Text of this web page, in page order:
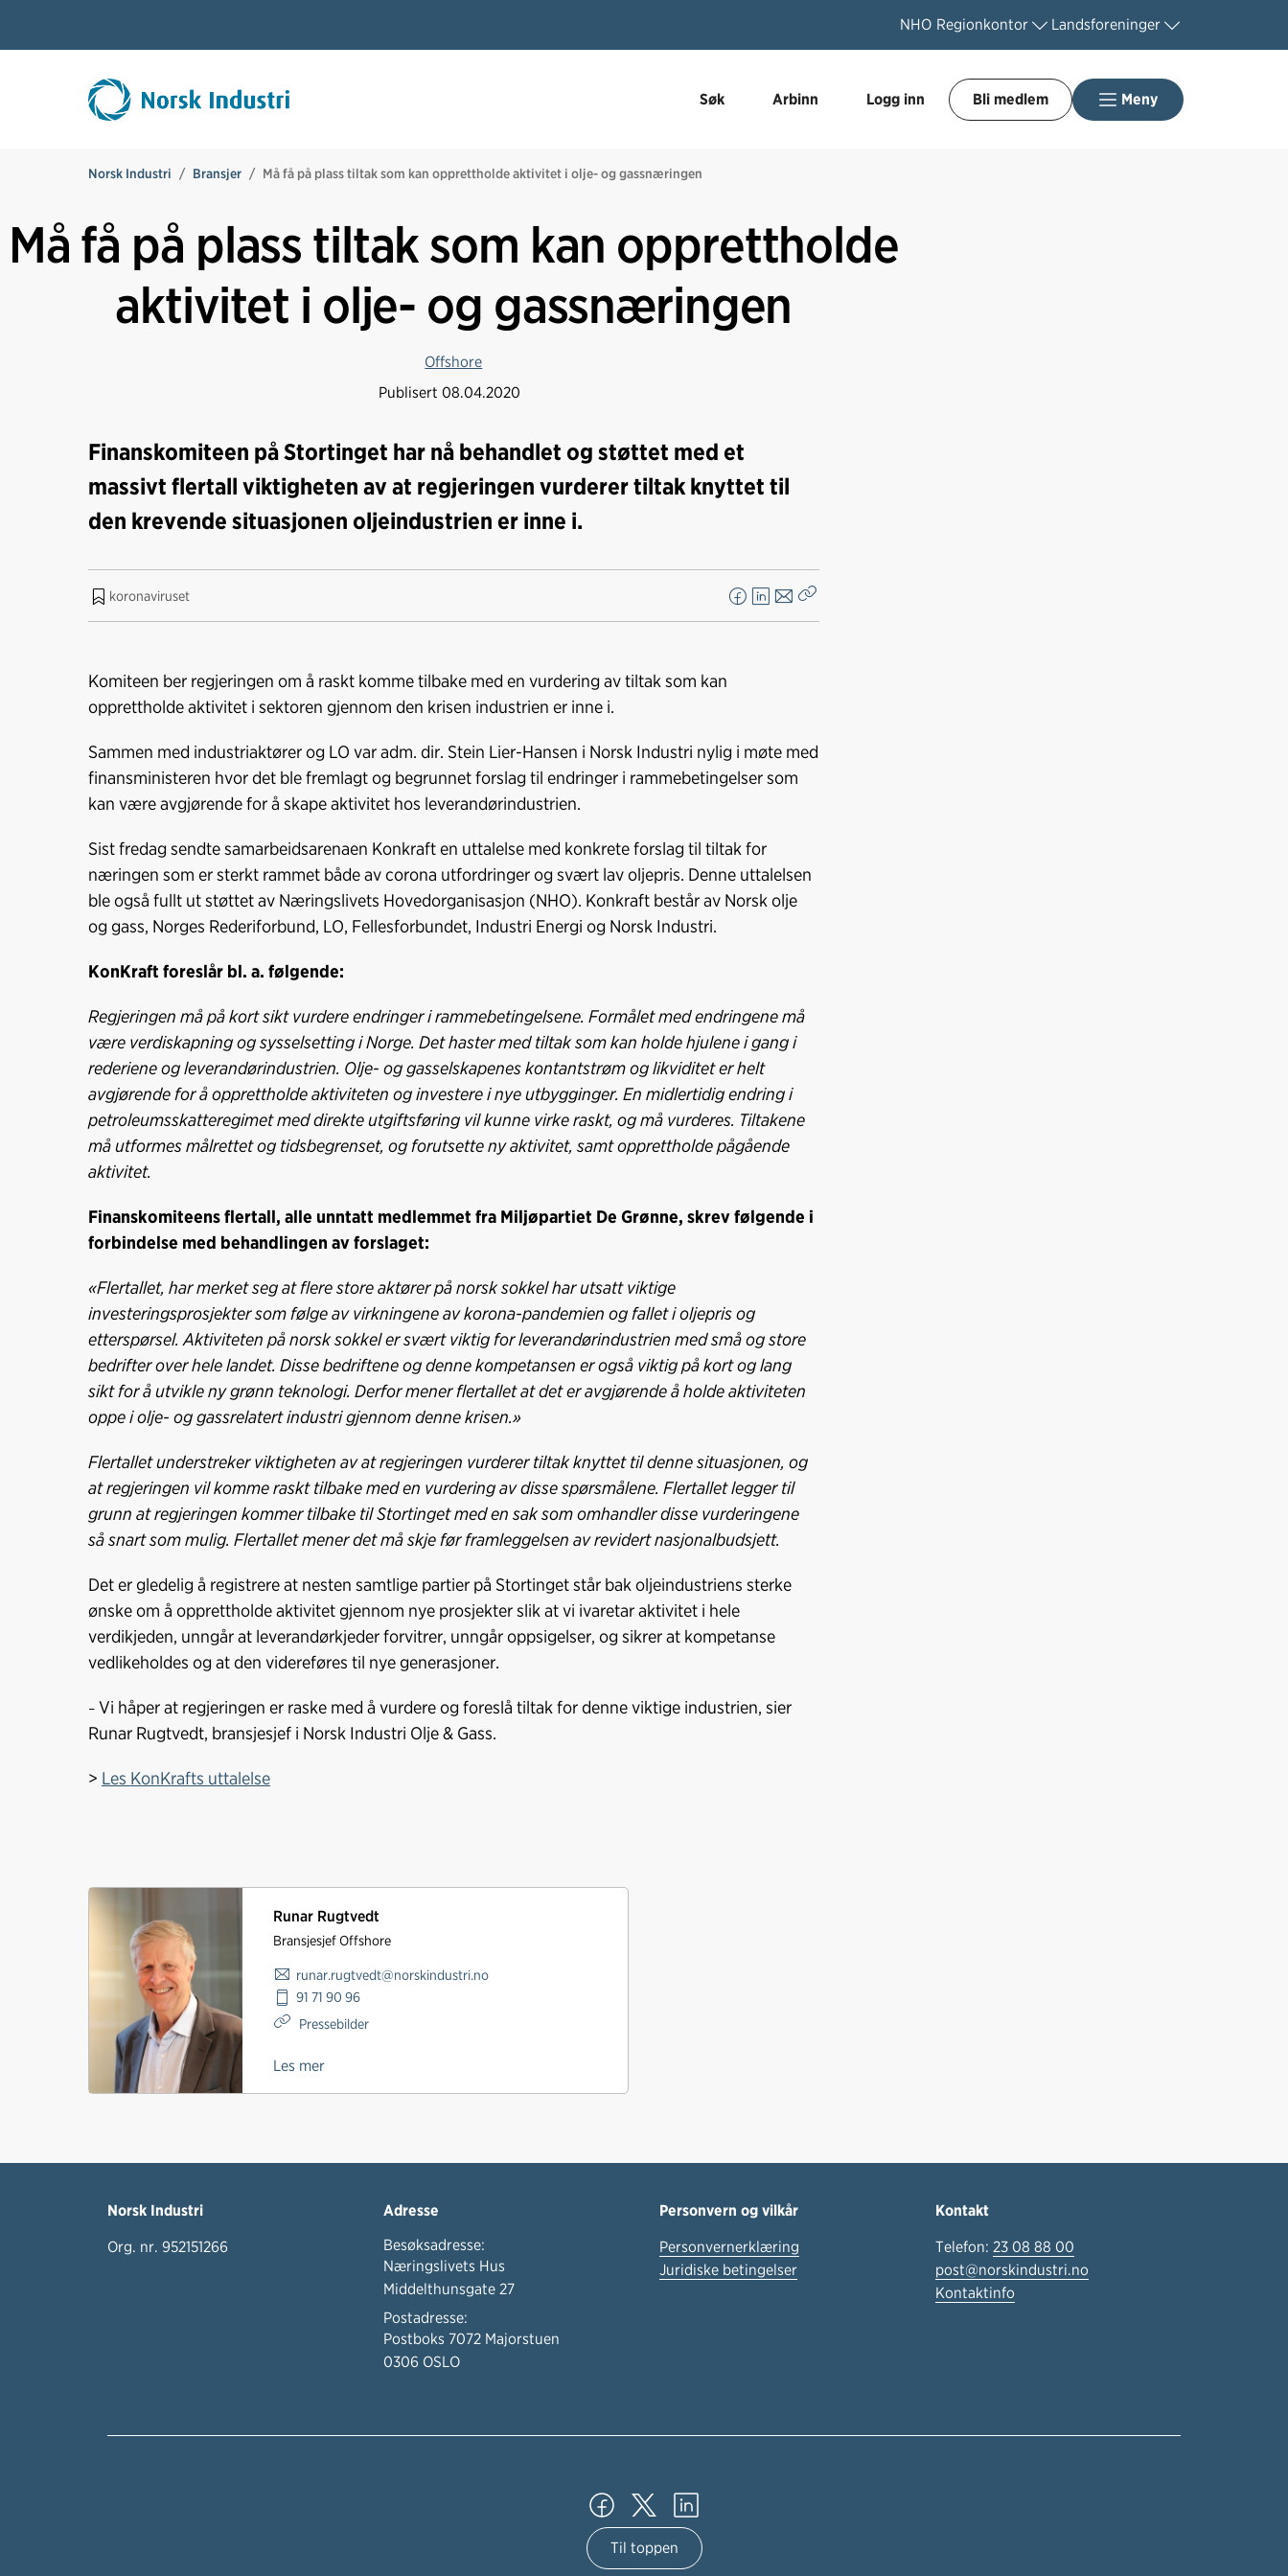
NHO Regionkontor Landsforeninger
Søk Arbinn Logg inn Bli medlem Meny
Norsk Industri Bransjer Må få på plass tiltak som kan opprettholde aktivitet i olje- og gassnæringen
Må få på plass tiltak som kan opprettholde
aktivitet i olje- og gassnæringen
Offshore
Publisert08.04.2020
Finanskomiteen på Stortinget har nå behandlet og støttet med et
massivt flertall viktigheten av at regjeringen vurderer tiltak knyttet til
den krevende situasjonen oljeindustrien er inne i.
koronaviruset
F
k
L
E
Komiteen ber regjeringen om å raskt komme tilbake med en vurdering av tiltak som kan
opprettholde aktivitet i sektoren gjennom den krisen industrien er inne i.
Sammen med industriaktører og LO var adm. dir. Stein Lier-Hansen i Norsk Industri nylig i møte med
finansministeren hvor det ble fremlagt og begrunnet forslag til endringer i rammebetingelser som
kan være avgjørende for å skape aktivitet hos leverandørindustrien.
Sist fredag sendte samarbeidsarenaen Konkraft en uttalelse med konkrete forslag til tiltak for
næringen som er sterkt rammet både av corona utfordringer og svært lav oljepris. Denne uttalelsen
ble også fullt ut støttet av Næringslivets Hovedorganisasjon (NHO). Konkraft består av Norsk olje
og gass, Norges Rederiforbund, LO, Fellesforbundet, Industri Energi og Norsk Industri.
KonKraft foreslår bl. a. følgende:
Regjeringen må på kort sikt vurdere endringer i rammebetingelsene. Formålet med endringene må
være verdiskapning og sysselsetting i Norge. Det haster med tiltak som kan holde hjulene i gang i
rederiene og leverandørindustrien. Olje- og gasselskapenes kontantstrøm og likviditet er helt
avgjørende for å opprettholde aktiviteten og investere i nye utbygginger. En midlertidig endring i
petroleumsskatteregimet med direkte utgiftsføring vil kunne virke raskt, og må vurderes. Tiltakene
må utformes målrettet og tidsbegrenset, og forutsette ny aktivitet, samt opprettholde pågående
aktivitet.
Finanskomiteens flertall, alle unntatt medlemmet fra Miljøpartiet De Grønne, skrev følgende i
forbindelse med behandlingen av forslaget:
«Flertallet, har merket seg at flere store aktører på norsk sokkel har utsatt viktige
investeringsprosjekter som følge av virkningene av korona-pandemien og fallet i oljepris og
etterspørsel. Aktiviteten på norsk sokkel er svært viktig for leverandørindustrien med små og store
bedrifter over hele landet. Disse bedriftene og denne kompetansen er også viktig på kort og lang
sikt for å utvikle ny grønn teknologi. Derfor mener flertallet at det er avgjørende å holde aktiviteten
oppe i olje- og gassrelatert industri gjennom denne krisen.»
Flertallet understreker viktigheten av at regjeringen vurderer tiltak knyttet til denne situasjonen, og
at regjeringen vil komme raskt tilbake med en vurdering av disse spørsmålene. Flertallet legger til
grunn at regjeringen kommer tilbake til Stortinget med en sak som omhandler disse vurderingene
så snart som mulig. Flertallet mener det må skje før framleggelsen av revidert nasjonalbudsjett.
Det er gledelig å registrere at nesten samtlige partier på Stortinget står bak oljeindustriens sterke
ønske om å opprettholde aktivitet gjennom nye prosjekter slik at vi ivaretar aktivitet i hele
verdikjeden, unngår at leverandørkjeder forvitrer, unngår oppsigelser, og sikrer at kompetanse
vedlikeholdes og at den videreføres til nye generasjoner.
– Vi håper at regjeringen er raske med å vurdere og foreslå tiltak for denne viktige industrien, sier
Runar Rugtvedt, bransjesjef i Norsk Industri Olje & Gass.
> Les KonKrafts uttalelse
Runar Rugtvedt
Bransjesjef Offshore
runar.rugtvedt@norskindustri.no
91 71 90 96
Pressebilder
Les mer
Norsk Industri
Org. nr. 952151266
Adresse
Besøksadresse:
Næringslivets Hus
Middelthunsgate 27
Postadresse:
Postboks 7072 Majorstuen
0306 OSLO
Personvern og vilkår
Personvernerklæring
Juridiske betingelser
Kontakt
Telefon: 23 08 88 00
post@norskindustri.no
Kontaktinfo
Til toppen